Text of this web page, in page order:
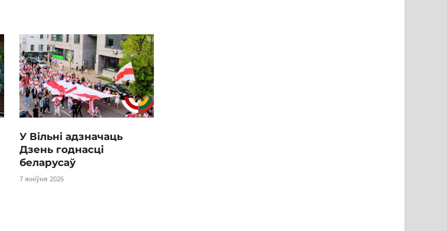
У Вільні адзначаць
Дзень годнасці
беларусаў
7 жніўня 2026